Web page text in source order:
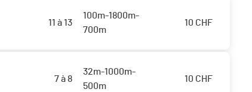
11 à 13
100m-1800m-
700m
10 CHF
7 à 8
32m-1000m-
500m
10 CHF